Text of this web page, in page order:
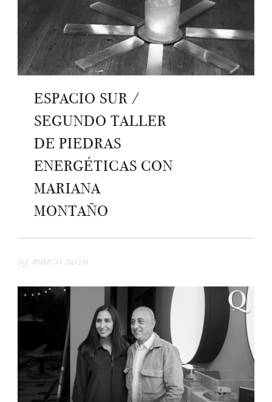
ESPACIO SUR /
SEGUNDO TALLER
DE PIEDRAS
ENERGÉTICAS CON
MARIANA
MONTAÑO
03 marzo 2020